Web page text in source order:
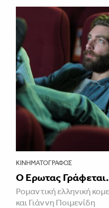
ΚΙΝΗΜΑΤΟΓΡΆΦΟΣ
Ο Έρωτας
Ρομαντική ελληνική
και Γιάννη Ποιμενίδη